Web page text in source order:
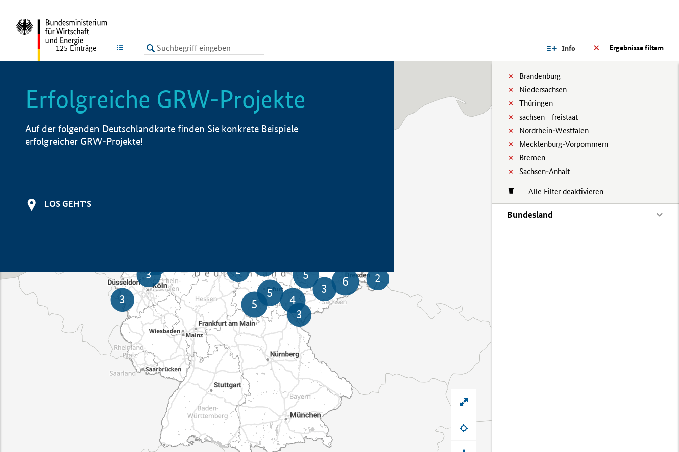
LISTE Ergebnisse filtern
Info
Brandenburg
Niedersachsen
Thüringen
sachsen__freistaat
Nordrhein-Westfalen
Mecklenburg-Vorpommern
Bremen
Sachsen-Anhalt
Alle Filter deaktivieren
Bundesland
125 Einträge
Erfolgreiche GRW-Projekte
Auf der folgenden Deutschlandkarte finden Sie konkrete Beispiele
erfolgreicher GRW-Projekte!
LOS GEHT'S